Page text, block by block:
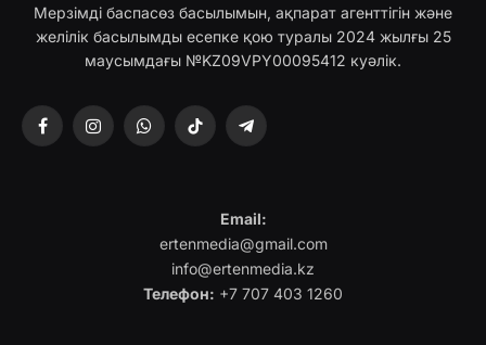
Мерзімді баспасөз басылымын, ақпарат агенттігін және
желілік басылымды есепке қою туралы 2024 жылғы 25
маусымдағы №KZ09VPY00095412 куәлік.
FacebookInstagramWhatsAppTikTok Telegram
Email:
ertenmedia@gmail.com
info@ertenmedia.kz
Телефон: +7 707 403 1260